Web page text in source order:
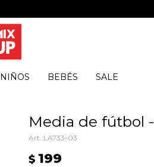
NIÑOS BEBÉS SALE
Media de fútbol
LA733-03
$ 199